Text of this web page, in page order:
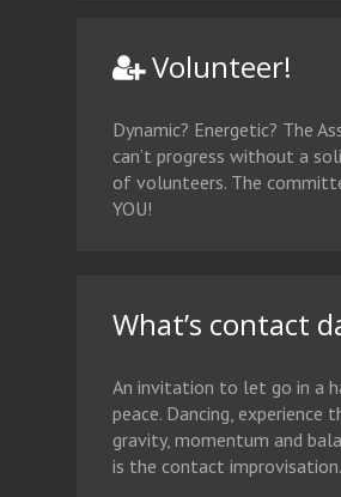
Volunteer!
Dynamic? Energetic? The
can’t progress without a
of volunteers. The
YOU!
What’s contact
An invitation to let go in a
peace. Dancing, experience
gravity, momentum and
is the contact improvisation.